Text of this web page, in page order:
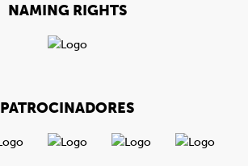
NAMING RIGHTS
PATROCINADORES